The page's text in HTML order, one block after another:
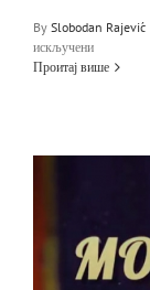
By Slobodan Rajević
искљученина
ИЗЛОЖБА
Проитај више